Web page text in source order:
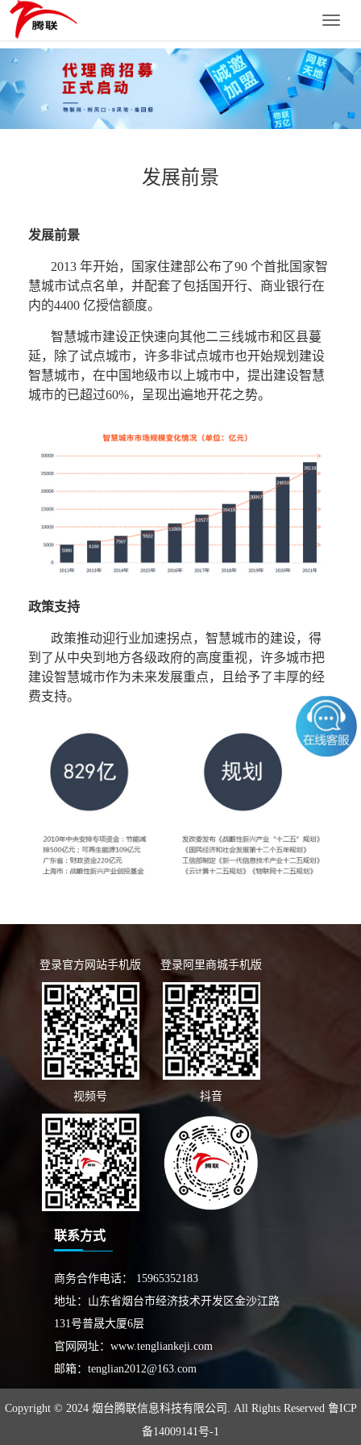
Toggle
发展前景
发展前景
2013 年开始，国家住建部公布了90 个首批国家智
慧城市试点名单，并配套了包括国开行、商业银行在
内的4400 亿授信额度。
智慧城市建设正快速向其他二三线城市和区县蔓
延，除了试点城市，许多非试点城市也开始规划建设
智慧城市，在中国地级市以上城市中，提出建设智慧
城市的已超过60%，呈现出遍地开花之势。
政策支持
政策推动迎行业加速拐点，智慧城市的建设，得
到了从中央到地方各级政府的高度重视，许多城市把
建设智慧城市作为未来发展重点，且给予了丰厚的经
费支持。
登录官方网站手机版 登录阿里商城手机版
视频号 抖音
联系方式
商务合作电话： 15965352183
地址：山东省烟台市经济技术开发区金沙江路
131号普晟大厦6层
官网网址：www.tengliankeji.com
邮箱：tenglian2012@163.com
Copyright © 2024 烟台腾联信息科技有限公司. All Rights Reserved 鲁ICP
备14009141号-1